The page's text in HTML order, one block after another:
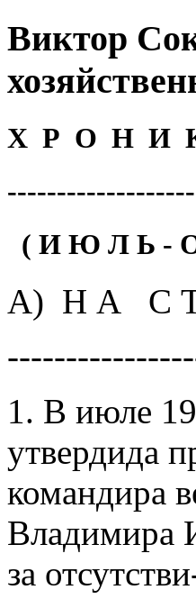
Виктор
Х Р О Н И
( И Ю Л Ь - О
A) Н A С
1. В июле
утвердида
командира
Владимира
за